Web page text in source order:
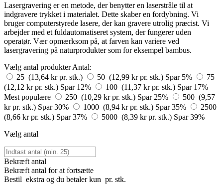
Lasergravering er en metode, der benytter en laserstråle til at
indgravere trykket i materialet. Dette skaber en fordybning. Vi
bruger computerstyrede lasere, der kan gravere utrolig præcist. Vi
arbejder med et fuldautomatiseret system, der fungerer uden
operatør. Vær opmærksom på, at farven kan variere ved
lasergravering på naturprodukter som for eksempel bambus.
Vælg antal produkter Antal:
25 (13,64 kr pr. stk.)
50 (12,99 kr pr. stk.) Spar 5%
75
(12,12 kr pr. stk.) Spar 12% 100 (11,37 kr pr. stk.) Spar 17%
Mest populære
250 (10,29 kr pr. stk.) Spar 25%
500 (9,57
kr pr. stk.) Spar 30% 1000 (8,94 kr pr. stk.) Spar 35%
2500
(8,66 kr pr. stk.) Spar 37% 5000 (8,39 kr pr. stk.) Spar 39%
Vælg antal
Bekræft antal
Bekræft antal for at fortsætte
Bestil ekstra og du betaler kun pr. stk.